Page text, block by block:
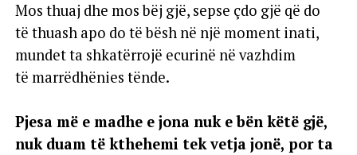
Mos thuaj dhe mos bëj gjë, sepse çdo gjë që do
të thuash apo do të bësh në një moment inati,
mundet ta shkatërrojë ecurinë në vazhdim
të marrëdhënies tënde.
Pjesa më e madhe e jona nuk e bën këtë gjë,
nuk duam të kthehemi tek vetja jonë, por ta